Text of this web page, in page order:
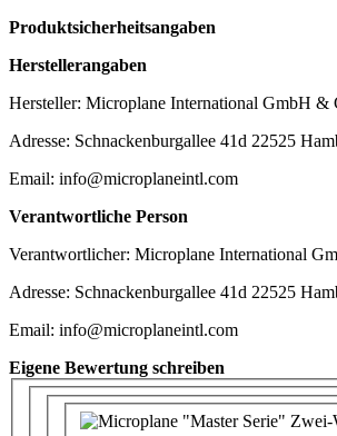
Produktsicherheitsangaben
Herstellerangaben
Hersteller: Microplane International GmbH &
Adresse: Schnackenburgallee 41d 22525
Email: info@microplaneintl.com
Verantwortliche Person
Verantwortlicher: Microplane International
Adresse: Schnackenburgallee 41d 22525
Email: info@microplaneintl.com
Eigene Bewertung schreiben